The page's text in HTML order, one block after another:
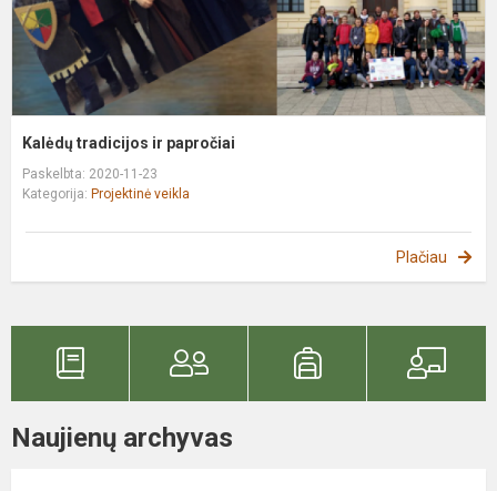
Kalėdų tradicijos ir papročiai
Paskelbta: 2020-11-23
Kategorija: Projektinė veikla
Plačiau
Naujienų archyvas